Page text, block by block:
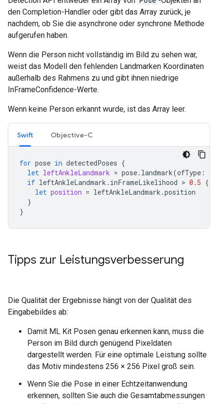
den Completion-Handler oder gibt das Array zurück, je
nachdem, ob Sie die asynchrone oder synchrone Methode
aufgerufen haben.
Wenn die Person nicht vollständig im Bild zu sehen war,
weist das Modell den fehlenden Landmarken Koordinaten
außerhalb des Rahmens zu und gibt ihnen niedrige
InFrameConfidence-Werte.
Wenn keine Person erkannt wurde, ist das Array leer.
Swift Objective-C
for pose in detectedPoses {
let leftAnkleLandmark = pose. landmark(ofType :
if leftAnkleLandmark . inFrameLikelihood > 0.5 {
let position = leftAnkleLandmark .position
}
}
Tipps zur Leistungsverbesserung
Die Qualität der Ergebnisse hängt von der Qualität des
Eingabebildes ab:
Damit ML Kit Posen genau erkennen kann, muss die
Person im Bild durch genügend Pixeldaten
dargestellt werden. Für eine optimale Leistung sollte
das Motiv mindestens 256 × 256 Pixel groß sein.
Wenn Sie die Pose in einer Echtzeitanwendung
erkennen, sollten Sie auch die Gesamtabmessungen